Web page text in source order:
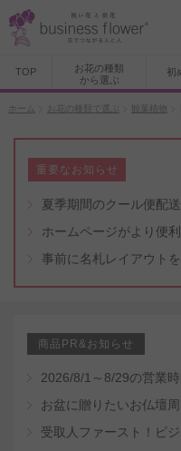
TOP
お花の種類
から選ぶ
初
ホーム お花の種類で選ぶ 観葉植物
重要なお知らせ
商品PR&お知らせ
お盆に贈りたいお仏壇